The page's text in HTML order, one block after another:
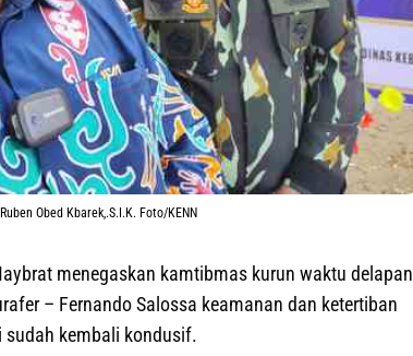
Obed Kbarek,.S.I.K. Foto/KENN
menegaskan kamtibmas kurun waktu delapan
– Fernando Salossa keamanan dan ketertiban
kembali kondusif.